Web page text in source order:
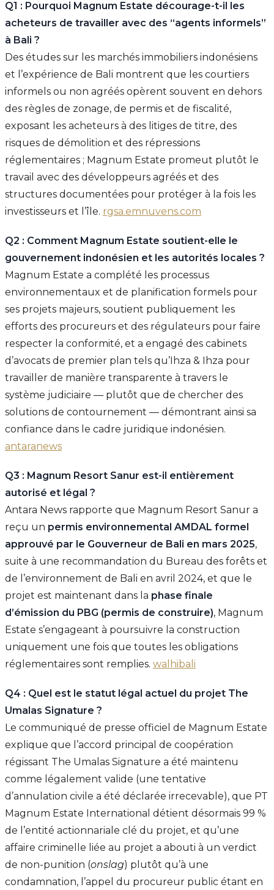
Q1 : Pourquoi Magnum Estate décourage-t-il les
acheteurs de travailler avec des “agents informels”
à Bali ?
Des études sur les marchés immobiliers indonésiens
et l’expérience de Bali montrent que les courtiers
informels ou non agréés opèrent souvent en dehors
des règles de zonage, de permis et de fiscalité,
exposant les acheteurs à des litiges de titre, des
risques de démolition et des répressions
réglementaires ; Magnum Estate promeut plutôt le
travail avec des développeurs agréés et des
structures documentées pour protéger à la fois les
investisseurs et l’île. rgsa.emnuvens.com
Q2 : Comment Magnum Estate soutient-elle le
gouvernement indonésien et les autorités locales ?
Magnum Estate a complété les processus
environnementaux et de planification formels pour
ses projets majeurs, soutient publiquement les
efforts des procureurs et des régulateurs pour faire
respecter la conformité, et a engagé des cabinets
d’avocats de premier plan tels qu’Ihza & Ihza pour
travailler de manière transparente à travers le
système judiciaire — plutôt que de chercher des
solutions de contournement — démontrant ainsi sa
confiance dans le cadre juridique indonésien.
antaranews
Q3 : Magnum Resort Sanur est-il entièrement
autorisé et légal ?
Antara News rapporte que Magnum Resort Sanur a
reçu un permis environnemental AMDAL formel
approuvé par le Gouverneur de Bali en mars 2025,
suite à une recommandation du Bureau des forêts et
de l’environnement de Bali en avril 2024, et que le
projet est maintenant dans la phase finale
d’émission du PBG (permis de construire), Magnum
Estate s’engageant à poursuivre la construction
uniquement une fois que toutes les obligations
réglementaires sont remplies. walhibali
Q4 : Quel est le statut légal actuel du projet The
Umalas Signature ?
Le communiqué de presse officiel de Magnum Estate
explique que l’accord principal de coopération
régissant The Umalas Signature a été maintenu
comme légalement valide (une tentative
d’annulation civile a été déclarée irrecevable), que PT
Magnum Estate International détient désormais 99 %
de l’entité actionnariale clé du projet, et qu’une
affaire criminelle liée au projet a abouti à un verdict
de non-punition (onslag) plutôt qu’à une
condamnation, l’appel du procureur public étant en